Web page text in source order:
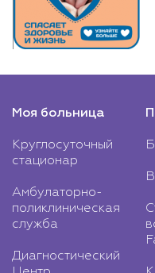
Моя больница
Круглосуточный
стационар
Амбулаторно-
поликлиническая
служба
Диагностический